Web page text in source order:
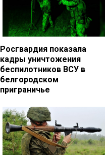
Росгвардия показала
кадры уничтожения
беспилотников ВСУ в
белгородском
приграничье